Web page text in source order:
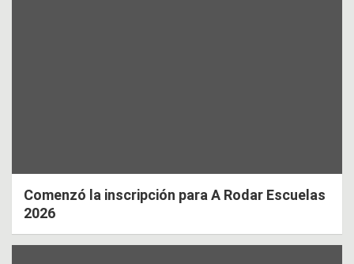
Comenzó la inscripción para A Rodar Escuelas
2026